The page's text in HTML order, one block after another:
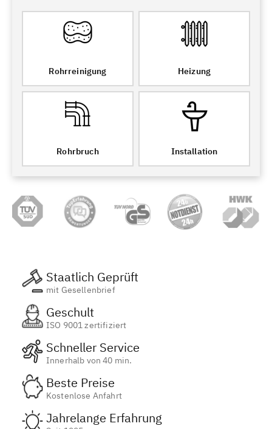
Rohrreinigung Heizung
Rohrbruch Installation
Staatlich Geprüft
mit Gesellenbrief
Geschult
ISO 9001 zertifiziert
Schneller Service
Innerhalb von 40 min.
Beste Preise
Kostenlose Anfahrt
Jahrelange Erfahrung